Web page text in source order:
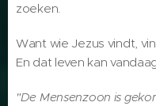
zoeken.
Want wie Jezus vindt,
En dat leven kan
"De Mensenzoon is